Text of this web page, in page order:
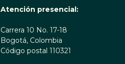
Atención presencial:
Carrera 10 No. 17-18
Bogotá, Colombia
Código postal 110321